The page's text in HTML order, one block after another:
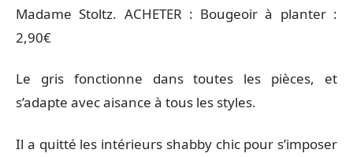
Madame Stoltz. ACHETER : Bougeoir à planter :
2,90€
Le gris fonctionne dans toutes les pièces, et
s’adapte avec aisance à tous les styles.
Il a quitté les intérieurs shabby chic pour s’imposer